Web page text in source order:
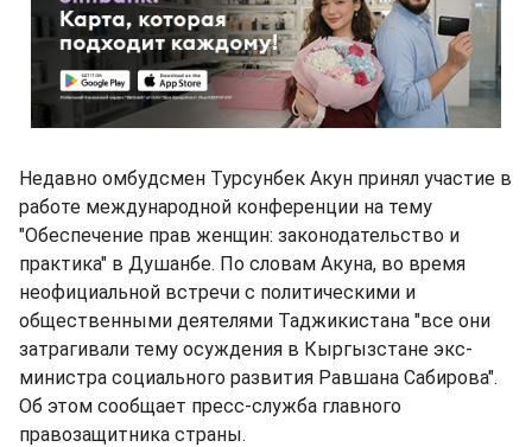
Недавно омбудсмен Турсунбек Акун принял участие в
работе международной конференции на тему
"Обеспечение прав женщин: законодательство и
практика" в Душанбе. По словам Акуна, во время
неофициальной встречи с политическими и
общественными деятелями Таджикистана "все они
затрагивали тему осуждения в Кыргызстане экс-
министра социального развития Равшана Сабирова".
Об этом сообщает пресс-служба главного
правозащитника страны.